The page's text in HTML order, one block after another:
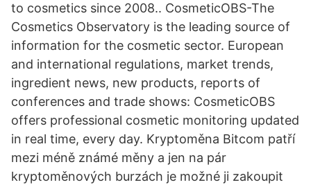
to cosmetics since 2008.. CosmeticOBS-The
Cosmetics Observatory is the leading source of
information for the cosmetic sector. European
and international regulations, market trends,
ingredient news, new products, reports of
conferences and trade shows: CosmeticOBS
offers professional cosmetic monitoring updated
in real time, every day. Kryptoměna Bitcom patří
mezi méně známé měny a jen na pár
kryptoměnových burzách je možné ji zakoupit